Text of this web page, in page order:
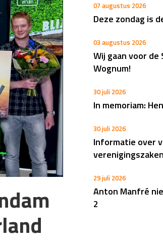
07 augustus 2026
Deze zondag is
03 augustus 2026
Wij gaan voor
Wognum!
30 juli 2026
In memoriam:
30 juli 2026
Informatie over
verenigingszaken
29 juli 2026
Anton Manfré
2